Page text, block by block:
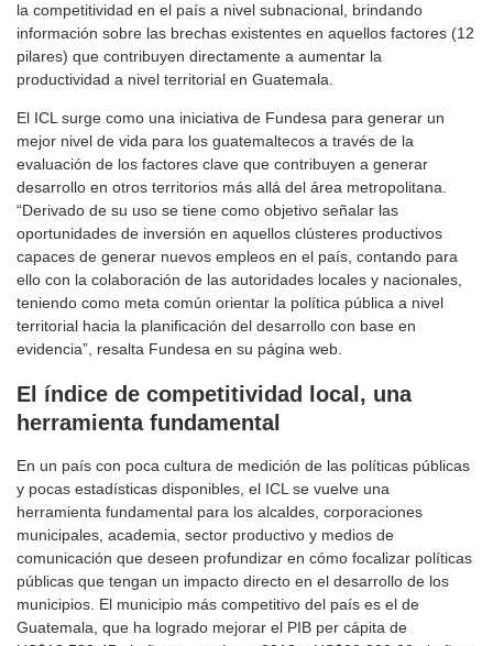
la competitividad en el país a nivel subnacional, brindando
información sobre las brechas existentes en aquellos factores (12
pilares) que contribuyen directamente a aumentar la
productividad a nivel territorial en Guatemala.
El ICL surge como una iniciativa de Fundesa para generar un
mejor nivel de vida para los guatemaltecos a través de la
evaluación de los factores clave que contribuyen a generar
desarrollo en otros territorios más allá del área metropolitana.
“Derivado de su uso se tiene como objetivo señalar las
oportunidades de inversión en aquellos clústeres productivos
capaces de generar nuevos empleos en el país, contando para
ello con la colaboración de las autoridades locales y nacionales,
teniendo como meta común orientar la política pública a nivel
territorial hacia la planificación del desarrollo con base en
evidencia”, resalta Fundesa en su página web.
El índice de competitividad local, una
herramienta fundamental
En un país con poca cultura de medición de las políticas públicas
y pocas estadísticas disponibles, el ICL se vuelve una
herramienta fundamental para los alcaldes, corporaciones
municipales, academia, sector productivo y medios de
comunicación que deseen profundizar en cómo focalizar políticas
públicas que tengan un impacto directo en el desarrollo de los
municipios. El municipio más competitivo del país es el de
Guatemala, que ha logrado mejorar el PIB per cápita de